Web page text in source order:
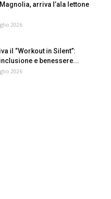
arriva l’ala lettone
2026
il “Workout in Silent”:
e benessere...
2026